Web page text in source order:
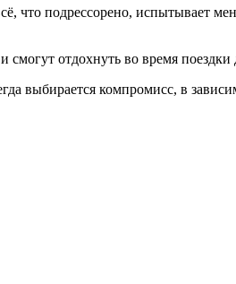
что подрессорено, испытывает
отдохнуть во время
выбирается компромисс, в